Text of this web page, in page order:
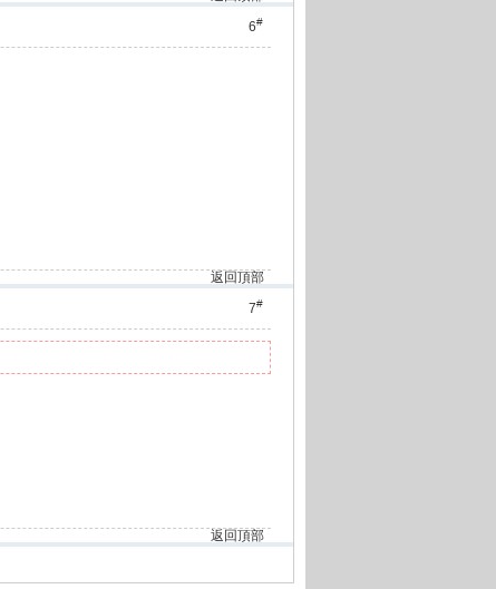
6#
返回頂部
7#
返回頂部